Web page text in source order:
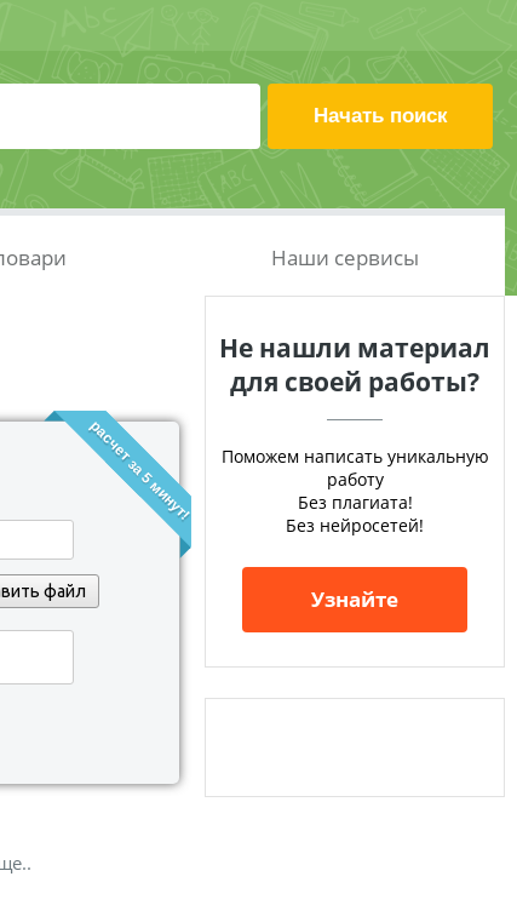
Наши сервисы
расчет за 5 минут!
файл
Не нашли материал
для своей работы?
Поможем написать уникальную
работу
Без плагиата!
Без нейросетей!
Узнайте